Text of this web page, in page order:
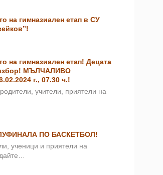
на гимназиален етап в СУ
на гимназиален етап! Децата
МЪЛЧАЛИВО
г., 07.30 ч.!
учители, приятели на
ПО БАСКЕТБОЛ!
ученици и приятели на